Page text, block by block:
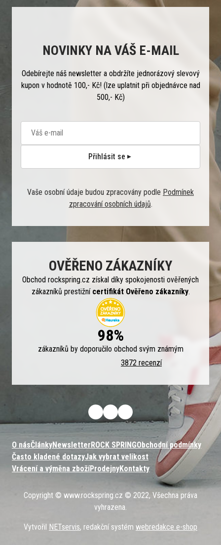
NOVINKY NA VÁŠ E-MAIL
Odebírejte náš newsletter a obdržíte jednorázový slevový
kupon v hodnotě 100,- Kč! (lze uplatnit při objednávce nad
500,- Kč)
Přihlásit se
Vaše osobní údaje budou zpracovány podle Podmínek
zpracování osobních údajů.
OVĚŘENO ZÁKAZNÍKY
Obchod rockspring.cz získal díky spokojenosti ověřených
zákazníků prestižní certifikát Ověřeno zákazníky.
98%
zákazníků by doporučilo obchod svým známým
3872 recenzí
O násČlánkyNewsletterROCK SPRINGObchodní podmínky
Často kladené dotazyJak vybrat velikost
Vrácení a výměna zbožíProdejnyKontakty
Copyright © www.rockspring.cz © 2022, Všechna práva
vyhrazena.
Vytvořil NETservis, redakční systém webredakce e-shop